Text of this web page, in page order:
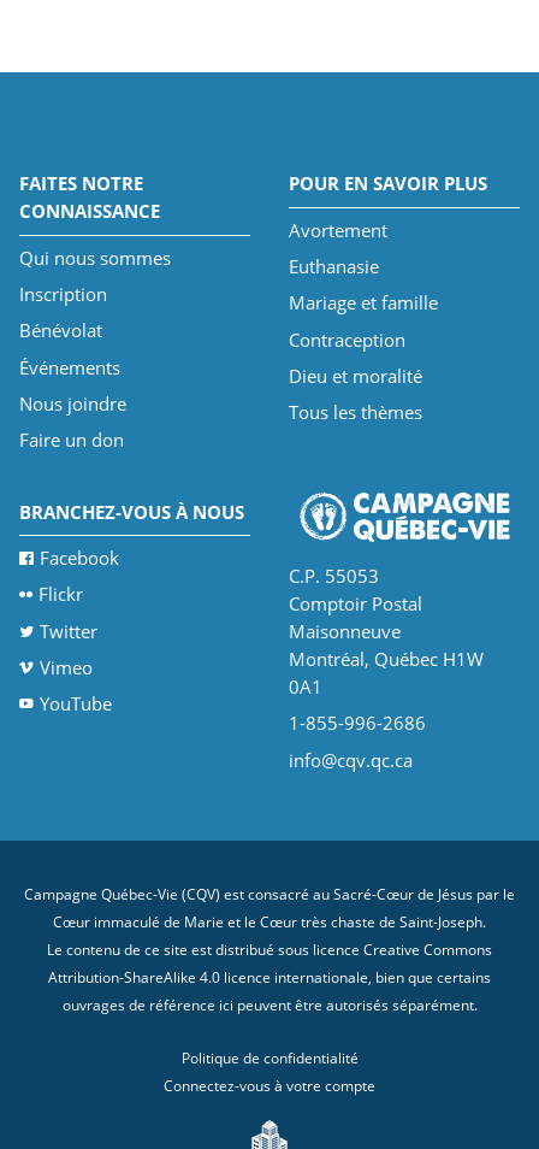
FAITES NOTRE
CONNAISSANCE
Qui nous sommes
Inscription
Bénévolat
Événements
Nous joindre
Faire un don
POUR EN SAVOIR PLUS
Avortement
Euthanasie
Mariage et famille
Contraception
Dieu et moralité
Tous les thèmes
BRANCHEZ-VOUS À NOUS
Facebook
Flickr
Twitter
Vimeo
YouTube
C.P. 55053
Comptoir Postal
Maisonneuve
Montréal, Québec H1W
0A1
1-855-996-2686
info@cqv.qc.ca
Campagne Québec-Vie (CQV) est consacré au Sacré-Cœur de Jésus par le
Cœur immaculé de Marie et le Cœur très chaste de Saint-Joseph.
Le contenu de ce site est distribué sous licence Creative Commons
Attribution-ShareAlike 4.0 licence internationale , bien que certains
ouvrages de référence ici peuvent être autorisés séparément.
Politique de confidentialité
Connectez-vous à votre compte